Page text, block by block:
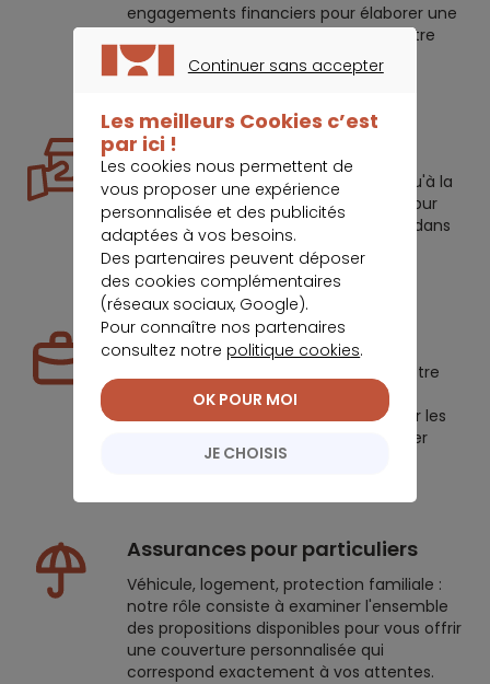
engagements financiers pour élaborer une
solution personnalisée qui allégera votre
budget.
Prêt hypothécaire
De la recherche du meilleur taux jusqu'à la
signature, nous restons à vos côtés pour
réaliser votre acquisition immobilière dans
les conditions les plus avantageuses.
Assurances professionnelles
Entrepreneur ou dirigeant de PME ? Notre
expertise vous permet d'identifier vos
besoins spécifiques et de sélectionner les
garanties indispensables pour sécuriser
votre entreprise.
Assurances pour particuliers
Véhicule, logement, protection familiale :
notre rôle consiste à examiner l'ensemble
des propositions disponibles pour vous offrir
une couverture personnalisée qui
correspond exactement à vos attentes.
Continuer sans accepter
Les meilleurs Cookies c’est
par ici !
Les cookies nous permettent de
vous proposer une expérience
personnalisée et des publicités
adaptées à vos besoins.
Des partenaires peuvent déposer
des cookies complémentaires
(réseaux sociaux, Google).
Pour connaître nos partenaires
consultez notre politique cookies.
JE CHOISIS
OK POUR MOI